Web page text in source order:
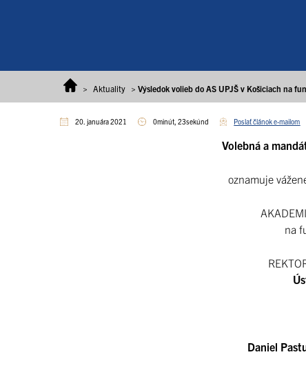
> Aktuality > Výsledok volieb do AS UPJŠ v Košiciach na
20. januára 2021 0minút, 23sekúnd Poslať článok e-mailom
Volebná a
oznamuje
na
Daniel